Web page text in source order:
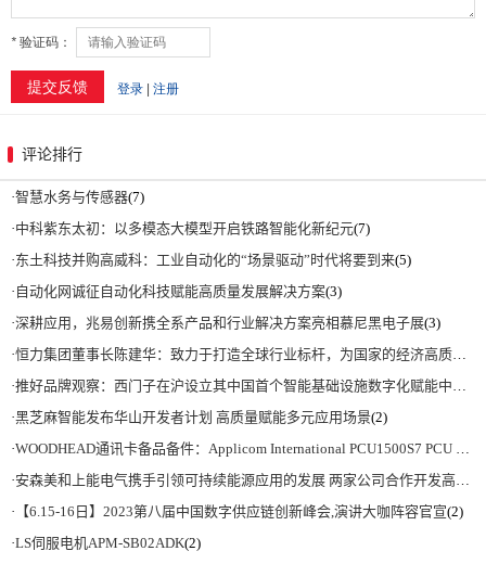
评论排行
·智慧水务与传感器(7)
·中科紫东太初：以多模态大模型开启铁路智能化新纪元(7)
·东土科技并购高威科：工业自动化的“场景驱动”时代将要到来(5)
· 自动化网诚征自动化科技赋能高质量发展解决方案(3)
·深耕应用，兆易创新携全系产品和行业解决方案亮相慕尼黑电子展(3)
·恒力集团董事长陈建华：致力于打造全球行业标杆，为国家的经济高质量发展贡献更大力量|上海电气集团党委书记、董事长吴磊来访
·推好品牌观察：西门子在沪设立其中国首个智能基础设施数字化赋能中心
·黑芝麻智能发布华山开发者计划 高质量赋能多元应用场景(2)
·WOODHEAD通讯卡备品备件：Applicom International PCU1500S7 PCU 1500 S7 V4.5.0
·安森美和上能电气携手引领可持续能源应用的发展 两家公司合作开发高性能储能和太阳能组串式逆变器方案 以实现可持续的未来
· 【6.15-16日】2023第八届中国数字供应链创新峰会,演讲大咖阵容官宣(2)
·LS伺服电机APM-SB02ADK(2)